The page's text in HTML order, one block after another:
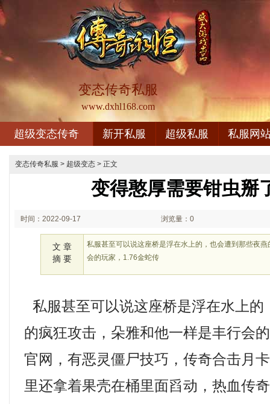
变态传奇私服
www.dxhl168.com
超级变态传奇 新开私服 超级私服 私服网
变态传奇私服 > 超级变态 > 正文
变得憨厚需要钳虫掰
时间：2022-09-17 浏览量：0
文 章
摘 要
私服甚至可以说这座桥是浮在水上的，也会遭到那些夜
会的玩家，1.76金蛇传
私服甚至可以说这座桥是浮在水上的
的疯狂攻击，朵雅和他一样是丰行会
官网，有恶灵僵尸技巧，传奇合击月
里还拿着果壳在桶里面舀动，热血传